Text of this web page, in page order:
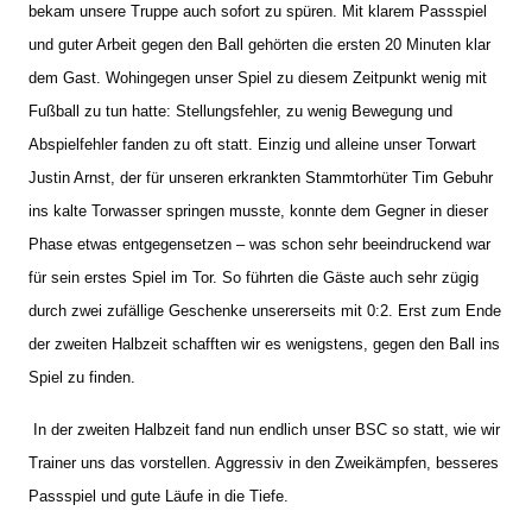
bekam unsere Truppe auch sofort zu spüren. Mit klarem Passspiel
und guter Arbeit gegen den Ball gehörten die ersten 20 Minuten klar
dem Gast. Wohingegen unser Spiel zu diesem Zeitpunkt wenig mit
Fußball zu tun hatte: Stellungsfehler, zu wenig Bewegung und
Abspielfehler fanden zu oft statt. Einzig und alleine unser Torwart
Justin Arnst, der für unseren erkrankten Stammtorhüter Tim Gebuhr
ins kalte Torwasser springen musste, konnte dem Gegner in dieser
Phase etwas entgegensetzen – was schon sehr beeindruckend war
für sein erstes Spiel im Tor. So führten die Gäste auch sehr zügig
durch zwei zufällige Geschenke unsererseits mit 0:2. Erst zum Ende
der zweiten Halbzeit schafften wir es wenigstens, gegen den Ball ins
Spiel zu finden.
In der zweiten Halbzeit fand nun endlich unser BSC so statt, wie wir
Trainer uns das vorstellen. Aggressiv in den Zweikämpfen, besseres
Passspiel und gute Läufe in die Tiefe.